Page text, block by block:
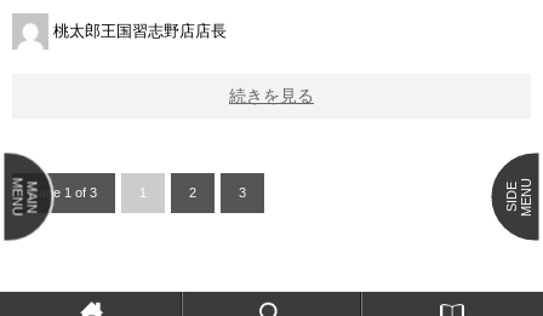
桃太郎王国習志野店店長
続きを見る
Page 1 of 3 1 2 3
MAIN
MENU SIDEMENU